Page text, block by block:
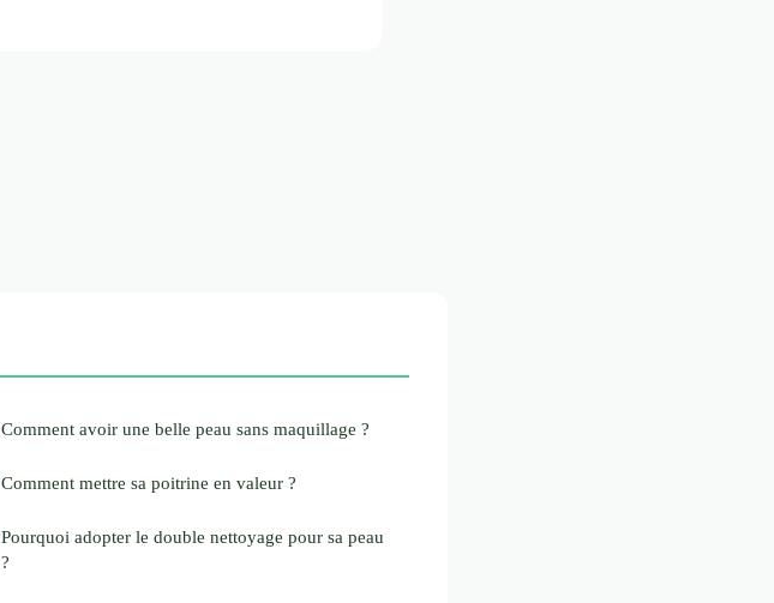
Comment avoir une belle peau sans maquillage ?
Comment mettre sa poitrine en valeur ?
Pourquoi adopter le double nettoyage pour sa peau
?